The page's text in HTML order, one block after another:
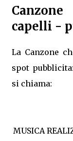
capelli -
La Canzone
spot
si chiama:
MUSICA